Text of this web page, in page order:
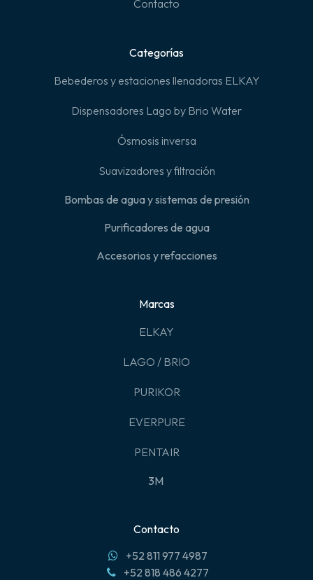
Contacto
Marcas
ELKAY
LAGO / BRIO
PURIKOR
EVERPURE
PENTAIR
3M
Categorías
Bebederos y estaciones llenadoras ELKAY
Dispensadores Lago by Brio Water
Ósmosis inversa
Suavizadores y filtración
Bombas de agua y sistemas de presión
Purificadores de agua
Accesorios y refacciones
Contacto
+52 811 977 4987
+52 818 486 4277